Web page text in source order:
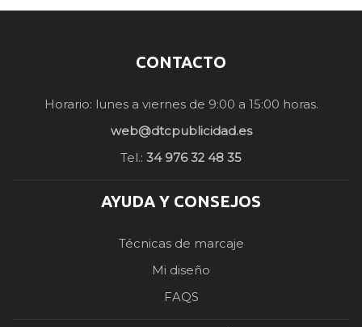
CONTACTO
Horario: lunes a viernes de 9:00 a 15:00 horas.
web@dtcpublicidad.es
Tel.: 34 976 32 48 35
AYUDA Y CONSEJOS
Técnicas de marcaje
Mi diseño
FAQS